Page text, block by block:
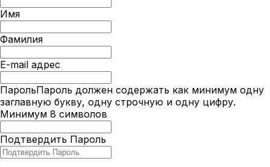
Имя
Фамилия
E-mail адрес
ПарольПароль должен содержать как минимум одну
заглавную букву, одну строчную и одну цифру.
Минимум 8 символов
Подтвердить Пароль